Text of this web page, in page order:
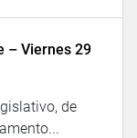
– Viernes 29
de